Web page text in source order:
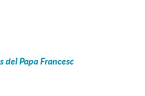
del Papa Francesc